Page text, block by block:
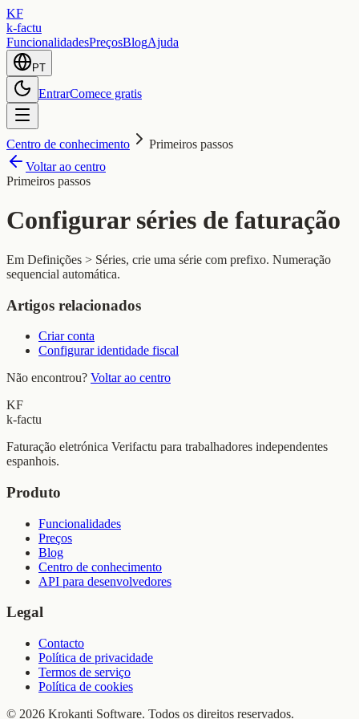
KF
k-factu
FuncionalidadesPreçosBlogAjuda
PT
EntrarComece gratis
Centro de conhecimento
Primeiros passos
Voltar ao centro
Primeiros passos
Configurar séries de faturação
Em Definições > Séries, crie uma série com prefixo. Numeração
sequencial automática.
Artigos relacionados
Criar conta
Configurar identidade fiscal
Não encontrou? Voltar ao centro
KF
k-factu
Faturação eletrónica Verifactu para trabalhadores independentes
espanhois.
Produto
Funcionalidades
Preços
Blog
Centro de conhecimento
API para desenvolvedores
Legal
Contacto
Política de privacidade
Termos de serviço
Política de cookies
© 2026 Krokanti Software. Todos os direitos reservados.